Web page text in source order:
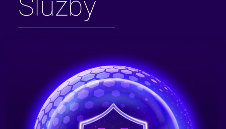
Služby